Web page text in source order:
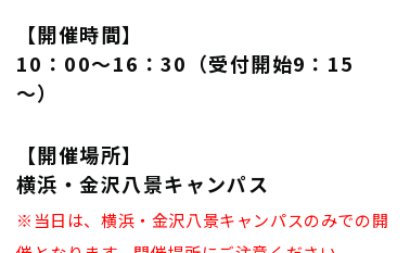
【開催時間】
10：00～16：30（受付開始9：15
～）
【開催場所】
横浜・金沢八景キャンパス
※当日は、横浜・金沢八景キャンパスのみでの開